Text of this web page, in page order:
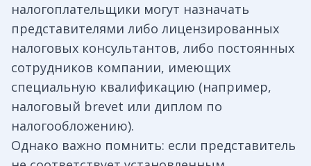
налогоплательщики могут назначать
представителями либо лицензированных
налоговых консультантов, либо постоянных
сотрудников компании, имеющих
специальную квалификацию (например,
налоговый brevet или диплом по
налогообложению).
Однако важно помнить: если представитель